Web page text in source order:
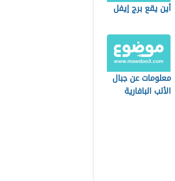
أين يقع برج إيفل
معلومات عن جبال
الألب البافارية